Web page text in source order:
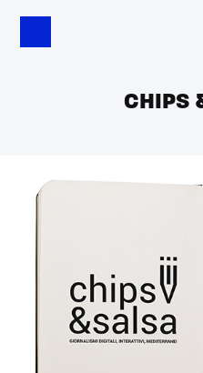
CHIPS